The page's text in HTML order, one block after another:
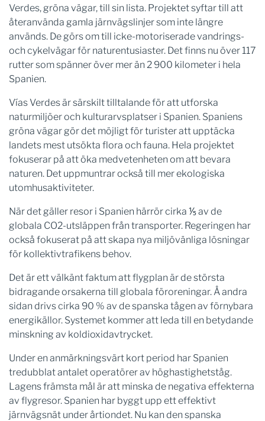
Verdes, gröna vägar, till sin lista. Projektet syftar till att
återanvända gamla järnvägslinjer som inte längre
används. De görs om till icke-motoriserade vandrings-
och cykelvägar för naturentusiaster. Det finns nu över 117
rutter som spänner över mer än 2 900 kilometer i hela
Spanien.
Vías Verdes är särskilt tilltalande för att utforska
naturmiljöer och kulturarvsplatser i Spanien. Spaniens
gröna vägar gör det möjligt för turister att upptäcka
landets mest utsökta flora och fauna. Hela projektet
fokuserar på att öka medvetenheten om att bevara
naturen. Det uppmuntrar också till mer ekologiska
utomhusaktiviteter.
När det gäller resor i Spanien härrör cirka ⅕ av de
globala CO2-utsläppen från transporter. Regeringen har
också fokuserat på att skapa nya miljövänliga lösningar
för kollektivtrafikens behov.
Det är ett välkänt faktum att flygplan är de största
bidragande orsakerna till globala föroreningar. Å andra
sidan drivs cirka 90 % av de spanska tågen av förnybara
energikällor. Systemet kommer att leda till en betydande
minskning av koldioxidavtrycket.
Under en anmärkningsvärt kort period har Spanien
tredubblat antalet operatörer av höghastighetståg.
Lagens främsta mål är att minska de negativa effekterna
av flygresor. Spanien har byggt upp ett effektivt
järnvägsnät under årtiondet. Nu kan den spanska